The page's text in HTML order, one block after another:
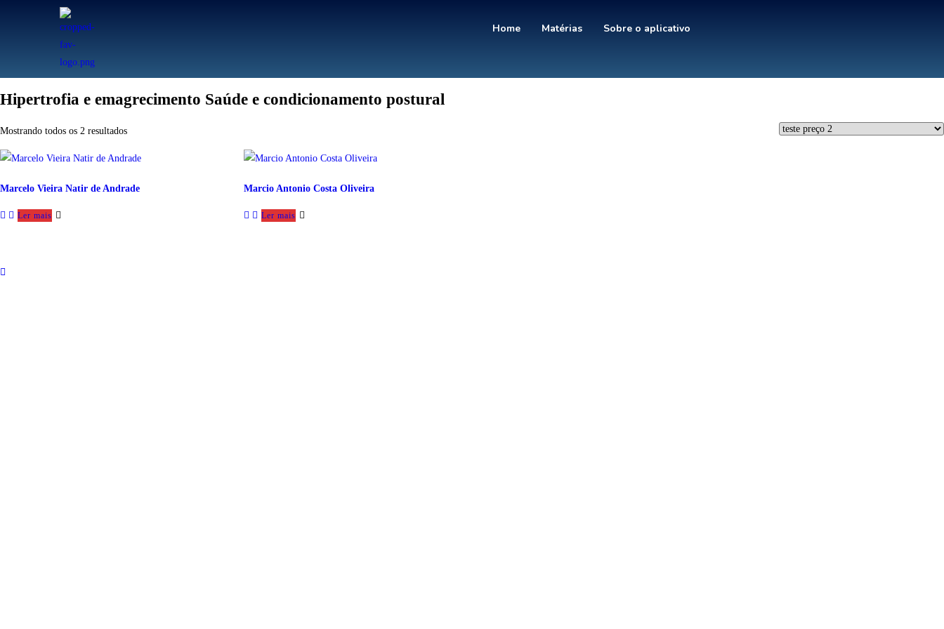
Home Matérias Sobre o aplicativo
Hipertrofia e emagrecimento Saúde e condicionamento postural
Mostrando todos os 2 resultados
Marcelo Vieira Natir de Andrade
Ler mais
Marcio Antonio Costa Oliveira
Ler mais